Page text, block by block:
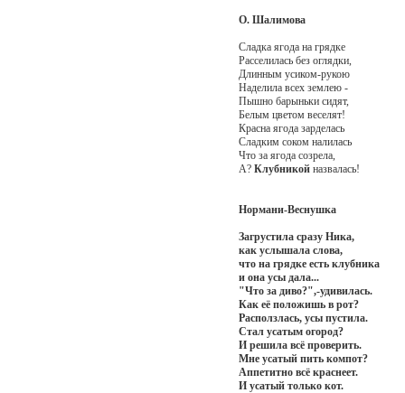
О. Шалимова
Сладка ягода на грядке
Расселилась без оглядки,
Длинным усиком-рукою
Наделила всех землею -
Пышно барыньки сидят,
Белым цветом веселят!
Красна ягода зарделась
Сладким соком налилась
Что за ягода созрела,
А? Клубникойназвалась!
Нормани-Веснушка
Загрустила сразу Ника,
как услышала слова,
что на грядке есть клубника
и она усы дала...
"Что за диво?",-удивилась.
Как её положишь в рот?
Расползлась, усы пустила.
Стал усатым огород?
И решила всё проверить.
Мне усатый пить компот?
Аппетитно всё краснеет.
И усатый только кот.